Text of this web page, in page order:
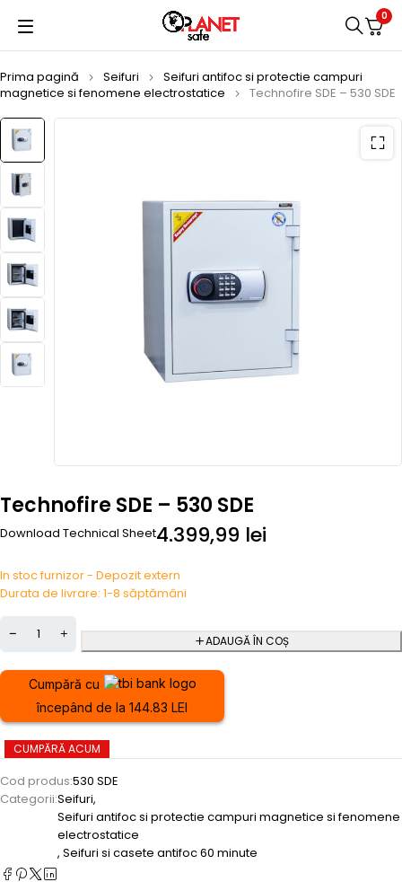
0
Prima pagină Seifuri
Seifuri antifoc si protectie campuri
magnetice si fenomene electrostatice
Technofire SDE – 530 SDE
Technofire SDE – 530 SDE
Download Technical Sheet4.399,99 lei
In stoc furnizor - Depozit extern
Durata de livrare: 1-8 săptămâni
ADAUGĂ ÎN COȘ
Cumpără cu
începând de la 144.83 LEI
CUMPĂRĂ ACUM
Cod produs:530 SDE
Categorii:Seifuri,
Seifuri antifoc si protectie campuri magnetice si fenomene
electrostatice
, Seifuri si casete antifoc 60 minute